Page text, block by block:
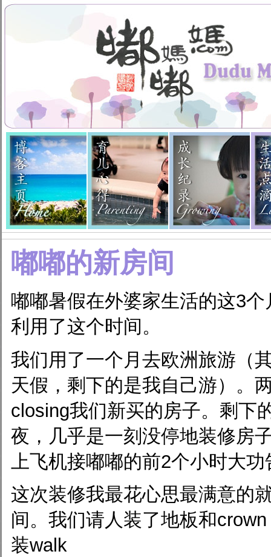
嘟嘟的新房间
嘟嘟暑假在外婆家生活的这3
利用了这个时间。
我们用了一个月去欧洲旅游（
天假，剩下的是我自己游）。
closing我们新买的房子。剩下
夜，几乎是一刻没停地装修房
上飞机接嘟嘟的前2个小时大
这次装修我最花心思最满意的
间。我们请人装了地板和
装walk